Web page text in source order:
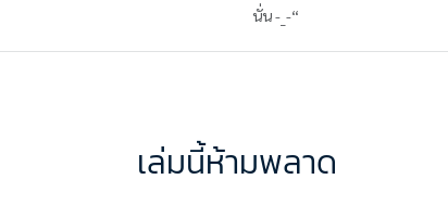
นั่น -_-“
เล่มนี้ห้ามพลาด